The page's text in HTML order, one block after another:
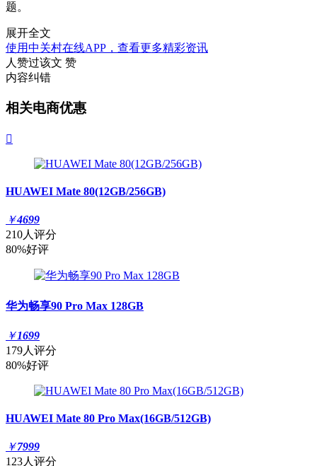
题。
展开全文
使用中关村在线APP，查看更多精彩资讯
人赞过该文 赞
内容纠错
相关电商优惠

HUAWEI Mate 80(12GB/256GB)
￥4699
210人评分
80%好评
华为畅享90 Pro Max 128GB
￥1699
179人评分
80%好评
HUAWEI Mate 80 Pro Max(16GB/512GB)
￥7999
123人评分